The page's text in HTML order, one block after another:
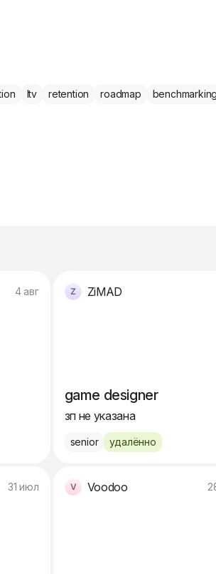
ltv retention roadmap
4 авг ZiMAD
game designer
зп не указана
senior удалённо
31 июл Voodoo